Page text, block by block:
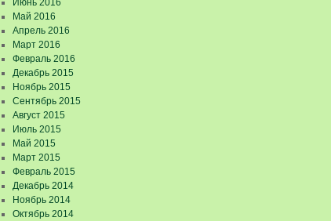
Июнь 2016
Май 2016
Апрель 2016
Март 2016
Февраль 2016
Декабрь 2015
Ноябрь 2015
Сентябрь 2015
Август 2015
Июль 2015
Май 2015
Март 2015
Февраль 2015
Декабрь 2014
Ноябрь 2014
Октябрь 2014